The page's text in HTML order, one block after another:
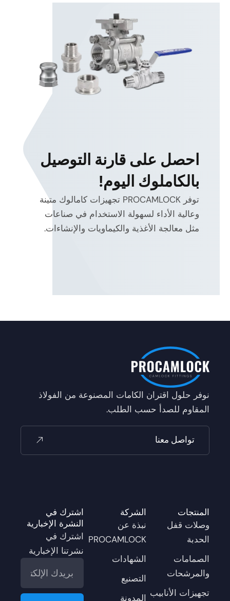
احصل على قارنة التوصيل
بالكاملوك اليوم!
توفر PROCAMLOCK تجهيزات كامالوك متينة
وعالية الأداء لسهولة الاستخدام في صناعات
مثل معالجة الأغذية والكيماويات والإنشاءات.
نوفر حلول اقتران الكامات المصنوعة من الفولاذ
المقاوم للصدأ حسب الطلب.
تواصل معنا
المنتجات
وصلات قفل
الحدبة
الصمامات
والمرشحات
تجهيزات الأنابيب
الشركة
نبذة عن
PROCAMLOCK
الشهادات
التصنيع
المدونة
اشترك في
النشرة الإخبارية
اشترك في
نشرتنا الإخبارية
البريد
الإلكتروني